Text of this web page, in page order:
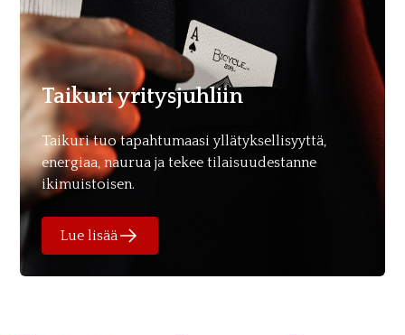
Taikuri yritysjuhliin
Taikuri tuo tapahtumaasi yllätyksellisyyttä,
energiaa, naurua ja tekee tilaisuudestanne
ikimuistoisen.
Lue lisää